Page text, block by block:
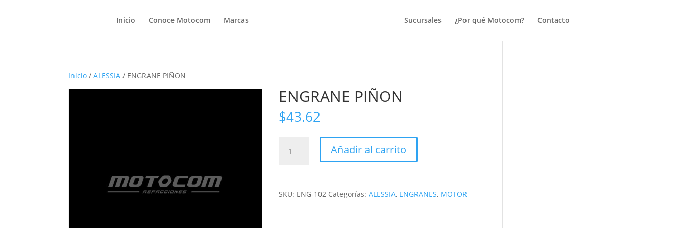
Inicio Conoce Motocom Marcas Sucursales ¿Por qué Motocom? Contacto
Inicio /ALESSIA / ENGRANE PIÑON
ENGRANE PIÑON
$43.62
PIÑON
Añadir al carrito
SKU: ENG-102 Categorías:ALESSIA, ENGRANES, MOTOR